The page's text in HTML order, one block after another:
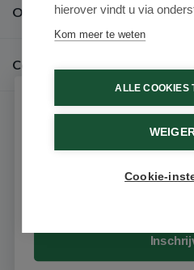
Over ons
Contact
9.6 /
hierover vindt u via
Kom meer te weten
ALLE COOKIES
Cookie-
Schrijf je in voor
Ontvang als eerste de beste